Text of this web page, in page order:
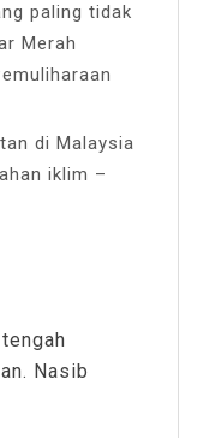
paling tidak
Merah
di Malaysia
iklim –
Nasib